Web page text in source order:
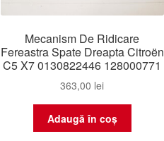
Mecanism De Ridicare
Fereastra Spate Dreapta Citroën
C5 X7 0130822446 128000771
363,00 lei
Adaugă în coș